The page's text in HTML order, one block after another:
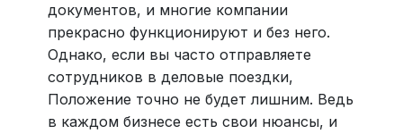
документов, и многие компании
прекрасно функционируют и без него.
Однако, если вы часто отправляете
сотрудников в деловые поездки,
Положение точно не будет лишним. Ведь
в каждом бизнесе есть свои нюансы, и